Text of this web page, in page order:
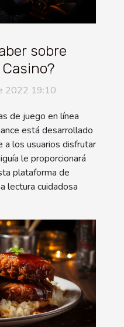
sobre
2022 19:10
de juego en línea
está desarrollado
a los usuarios disfrutar
le proporcionará
plataforma de
lectura cuidadosa